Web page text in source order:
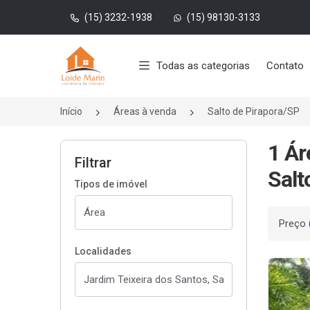
(15) 3232-1938 (15) 98130-3133
Página inicial
Todas as categorias Contato
Início Áreas à venda Salto de Pirapora/SP
Filtrar
Tipos de imóvel
Localidades
1